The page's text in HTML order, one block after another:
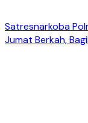
Satresnarkoba
Jumat Berkah,